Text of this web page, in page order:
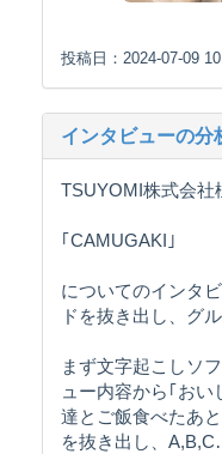
投稿日：2024-07-09
インタビューの分
TSUYOMI株式会社
｢CAMUGAKI｣
についてのインタ
ドを抜き出し、グ
まず文字起こしソ
ュー内容から｢お
達とご飯食べたあ
を抜き出し、